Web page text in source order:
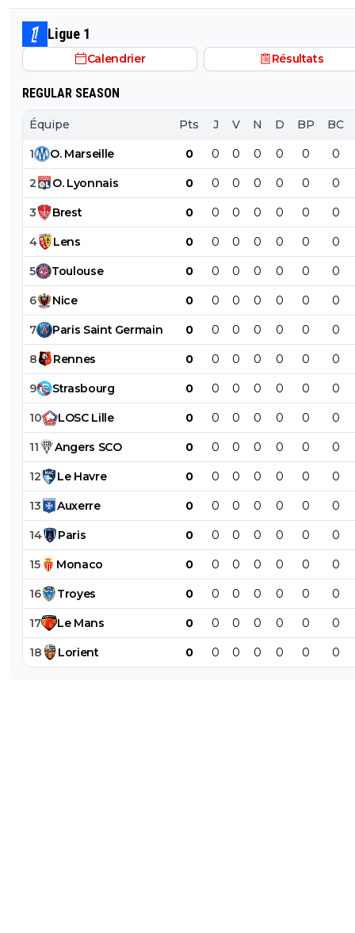
vendre des maillots en Asie Kang in lee style
Ligue 1
Calendrier Résultats
REGULAR SEASON
Équipe Pts J V N D BP BC
1 O. Marseille 0 0 0 0 0 0 0
2 O. Lyonnais 0 0 0 0 0 0 0
3 Brest 0 0 0 0 0 0 0
4 Lens 0 0 0 0 0 0 0
5 Toulouse 0 0 0 0 0 0 0
6 Nice 0 0 0 0 0 0 0
7 Paris Saint Germain 0 0 0 0 0 0 0
8 Rennes 0 0 0 0 0 0 0
9 Strasbourg 0 0 0 0 0 0 0
10 LOSC Lille 0 0 0 0 0 0 0
11 Angers SCO 0 0 0 0 0 0 0
12 Le Havre 0 0 0 0 0 0 0
13 Auxerre 0 0 0 0 0 0 0
14 Paris 0 0 0 0 0 0 0
15 Monaco 0 0 0 0 0 0 0
16 Troyes 0 0 0 0 0 0 0
17 Le Mans 0 0 0 0 0 0 0
18 Lorient 0 0 0 0 0 0 0